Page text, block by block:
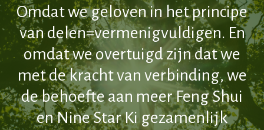
Omdat we geloven in het principe
van delen=vermenigvuldigen. En
omdat we overtuigd zijn dat we
met de kracht van verbinding, we
de behoefte aan meer Feng Shui
en Nine Star Ki gezamenlijk